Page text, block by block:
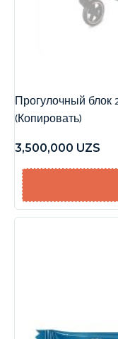
Прогулочный блок
(Копировать)
3,500,000 UZS